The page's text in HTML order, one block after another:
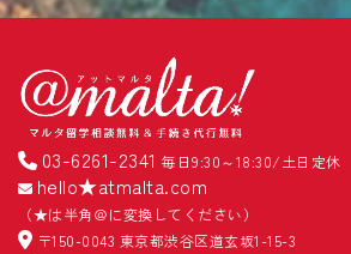
03-6261-2341 毎日9:30～18:30/土日定休
hello★atmalta.com
（★は半角＠に変換してください）
〒150-0043 東京都渋谷区道玄坂1-15-3